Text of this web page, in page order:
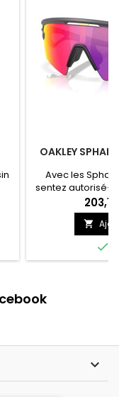
OAKLEY
Avec les
sentez
limites. Les
l’aboutissement
menées aux
sont conçues
fendue »
contact avec les


